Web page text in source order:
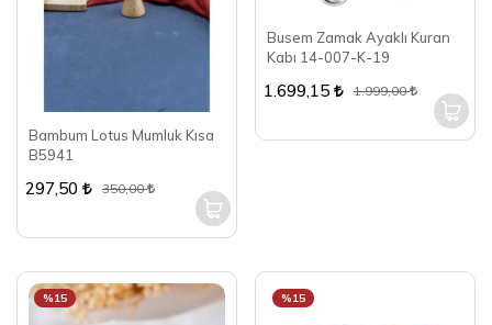
Bambum Lotus Mumluk Kısa
B5941
297,50 350,00
Busem Zamak Ayaklı Kuran
Kabı 14-007-K-19
1.699,15 1.999,00
%15 %15